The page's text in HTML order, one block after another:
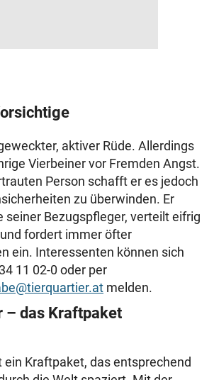
aktiver Rüde. Allerdings
Vierbeiner vor Fremden Angst.
Person schafft er es jedoch
zu überwinden. Er
seiner Bezugspfleger, verteilt eifrig
fordert immer öfter
ein. Interessenten können sich
11 02-0 oder per
melden.
– das Kraftpaket
ein Kraftpaket, das entsprechend